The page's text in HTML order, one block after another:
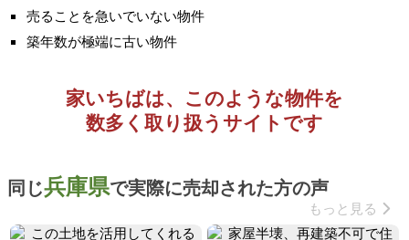
売ることを急いでいない物件
築年数が極端に古い物件
家いちばは、このような物件を
数多く取り扱うサイトです
同じ兵庫県で実際に売却された方の声
もっと見る